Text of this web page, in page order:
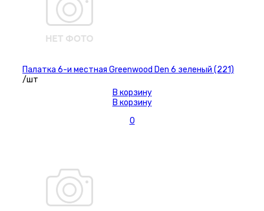
Палатка 6-и местная Greenwood Den 6 зеленый (221)
/шт
В корзину
В корзину
0